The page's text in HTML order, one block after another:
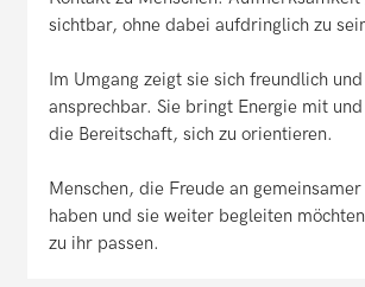
sichtbar, ohne dabei aufdringlich zu
Im Umgang zeigt sie sich freundlich
ansprechbar. Sie bringt Energie mit
die Bereitschaft, sich zu orientieren.
Menschen, die Freude an
haben und sie weiter begleiten
zu ihr passen.